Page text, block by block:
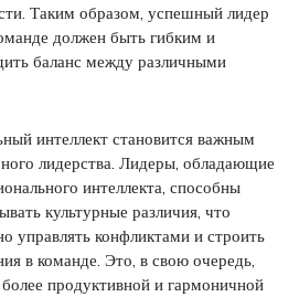
Таким образом, успешный лидер
должен быть гибким и
баланс между различными
интеллект становится важным
лидерства. Лидеры, обладающие
интеллекта, способны
культурные различия, что
управлять конфликтами и строить
в команде. Это, в свою очередь,
продуктивной и гармоничной